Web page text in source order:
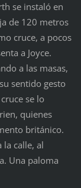
se instaló en
de 120 metros
cruce, a pocos
a Joyce.
a las masas,
sentido gesto
se lo
quienes
británico.
la calle, al
Una paloma